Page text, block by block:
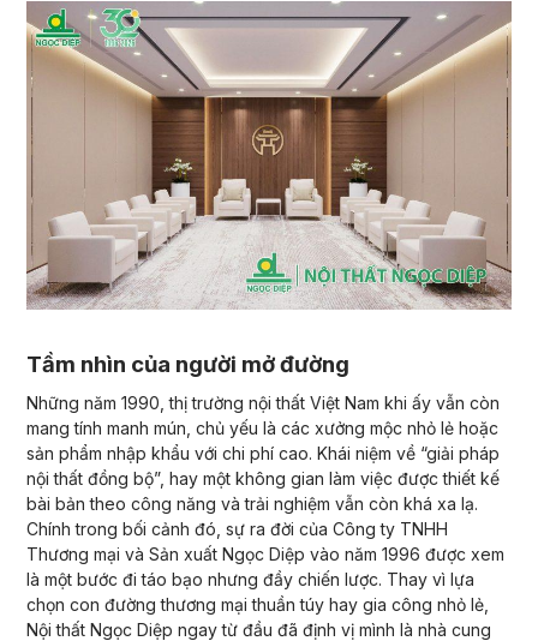
Tầm nhìn của người mở đường
Những năm 1990, thị trường nội thất Việt Nam khi ấy vẫn còn
mang tính manh mún, chủ yếu là các xưởng mộc nhỏ lẻ hoặc
sản phẩm nhập khẩu với chi phí cao. Khái niệm về “giải pháp
nội thất đồng bộ”, hay một không gian làm việc được thiết kế
bài bản theo công năng và trải nghiệm vẫn còn khá xa lạ.
Chính trong bối cảnh đó, sự ra đời của Công ty TNHH
Thương mại và Sản xuất Ngọc Diệp vào năm 1996 được xem
là một bước đi táo bạo nhưng đầy chiến lược. Thay vì lựa
chọn con đường thương mại thuần túy hay gia công nhỏ lẻ,
Nội thất Ngọc Diệp ngay từ đầu đã định vị mình là nhà cung